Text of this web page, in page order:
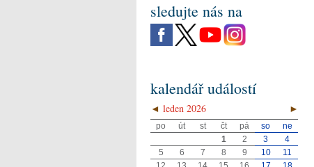
sledujte nás na
kalendář událostí
◄ ►
leden 2026
po út st čt pá so
ne
1
2 3
4
5
6 7 8 9 10
11